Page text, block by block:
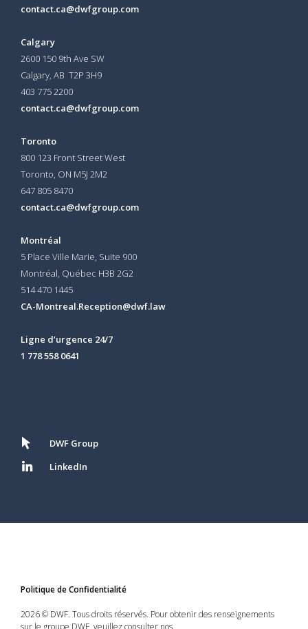
contact.ca@dwfgroup.com
Calgary
2600 150 9th Ave SW
Calgary, AB T2P 3H9
403 775 2200
contact.ca@dwfgroup.com
Toronto
800 123 Front Street West
Toronto, ON M5J 2M2
647 805 8470
contact.ca@dwfgroup.com
Montréal
5 Place Ville Marie, Suite 900
Montréal, Québec H3B 2G2
514 470 1445
CA-Montreal.Reception@dwf.law
Ligne d’urgence 24/7
1 778 558 0641
DWF Group
LinkedIn
Politique de Confidentialité
2026 © DWF. Tous droits réservés. Pour obtenir des renseignements